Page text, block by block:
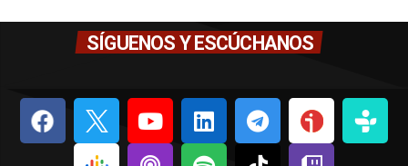
SÍGUENOS Y ESCÚCHANOS